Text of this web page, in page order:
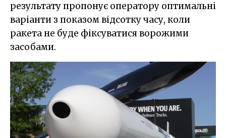
результату пропонує оператору оптимальні
варіанти з показом відсотку часу, коли
ракета не буде фіксуватися ворожими
засобами.